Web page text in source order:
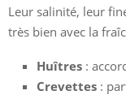
Leur salinité, leur
très bien avec la
Huîtres :
Crevettes :